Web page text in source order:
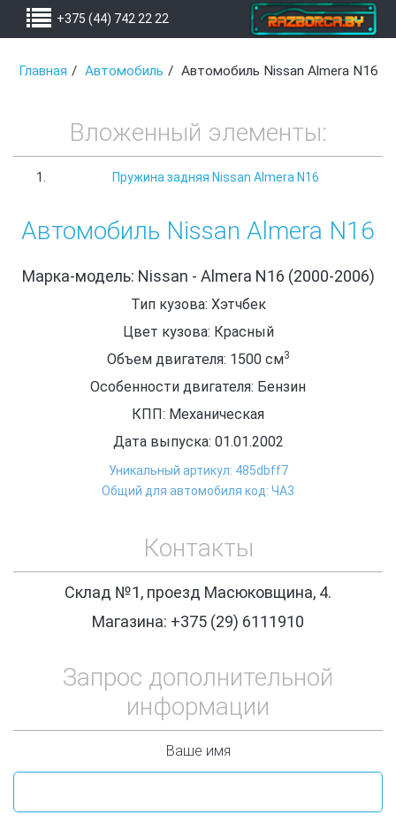
+375 (44) 742 22 22
Главная Автомобиль Автомобиль Nissan Almera N16
Вложенный элементы:
Пружина задняя Nissan Almera N16
Автомобиль Nissan Almera N16
Марка-модель: Nissan - Almera N16 (2000-2006)
Тип кузова: Хэтчбек
Цвет кузова: Красный
Объем двигателя: 1500 см3
Особенности двигателя: Бензин
КПП: Механическая
Дата выпуска: 01.01.2002
Уникальный артикул: 485dbff7
Общий для автомобиля код: ЧА3
Контакты
Склад №1, проезд Масюковщина, 4.
Магазина: +375 (29) 6111910
Запрос дополнительной
информации
Ваше имя